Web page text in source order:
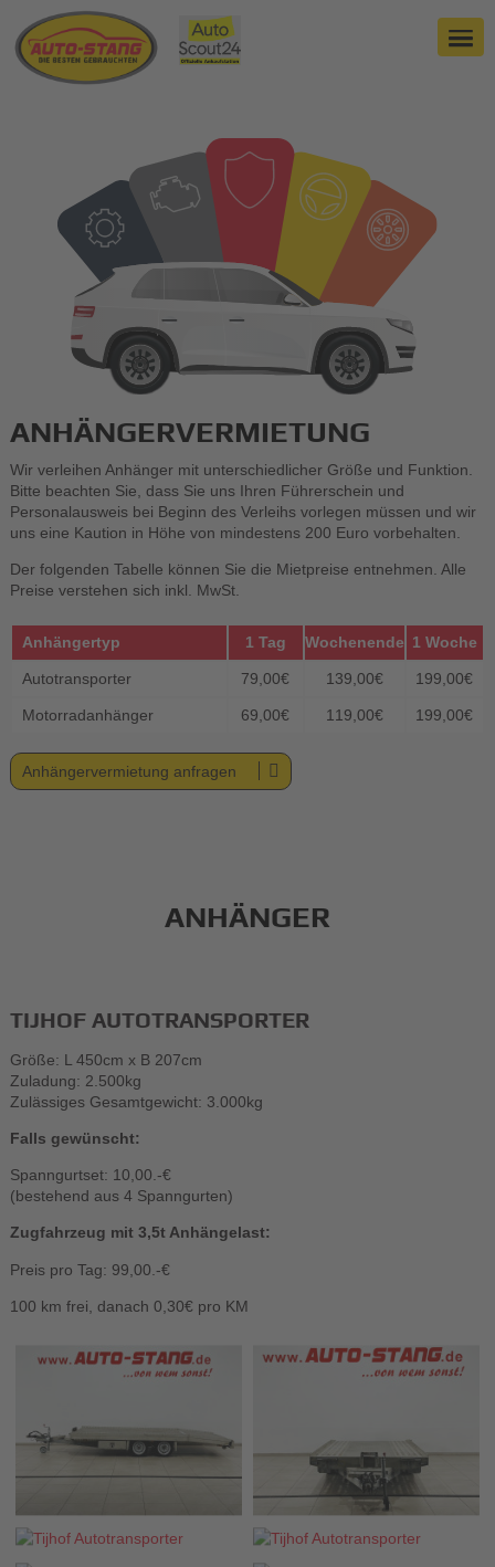
ANHÄNGERVERMIETUNG
Wir verleihen Anhänger mit unterschiedlicher Größe und Funktion.
Bitte beachten Sie, dass Sie uns Ihren Führerschein und
Personalausweis bei Beginn des Verleihs vorlegen müssen und wir
uns eine Kaution in Höhe von mindestens 200 Euro vorbehalten.
Der folgenden Tabelle können Sie die Mietpreise entnehmen. Alle
Preise verstehen sich inkl. MwSt.
Anhängertyp 1 Tag Wochenende 1 Woche
Autotransporter 79,00€ 139,00€ 199,00€
Motorradanhänger 69,00€ 119,00€ 199,00€
Anhängervermietung anfragen
ANHÄNGER
TIJHOF AUTOTRANSPORTER
Größe: L 450cm x B 207cm
Zuladung: 2.500kg
Zulässiges Gesamtgewicht: 3.000kg
Falls gewünscht:
Spanngurtset: 10,00.-€
(bestehend aus 4 Spanngurten)
Zugfahrzeug mit 3,5t Anhängelast:
Preis pro Tag: 99,00.-€
100 km frei, danach 0,30€ pro KM